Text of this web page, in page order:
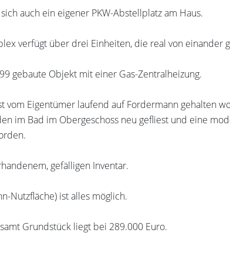
auch ein eigener PKW-Abstellplatz am Haus.
verfügt über drei Einheiten, die real von einander
gebaute Objekt mit einer Gas-Zentralheizung.
vom Eigentümer laufend auf Fordermann gehalten
im Bad im Obergeschoss neu gefliest und eine
gefälligen Inventar.
Nutzfläche) ist alles möglich.
Grundstück liegt bei 289.000 Euro.